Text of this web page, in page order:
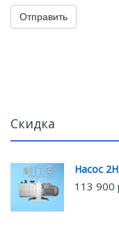
Отправить
Скидка
Насос
113 900